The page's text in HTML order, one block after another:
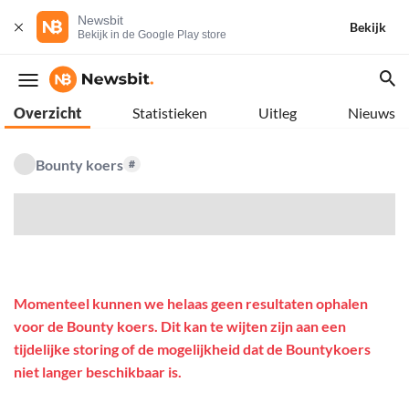
Newsbit
Bekijk in de Google Play store
Bekijk
Overzicht Statistieken Uitleg Nieuws
Bounty koers #
Momenteel kunnen we helaas geen resultaten ophalen
voor de Bounty koers. Dit kan te wijten zijn aan een
tijdelijke storing of de mogelijkheid dat de Bountykoers
niet langer beschikbaar is.